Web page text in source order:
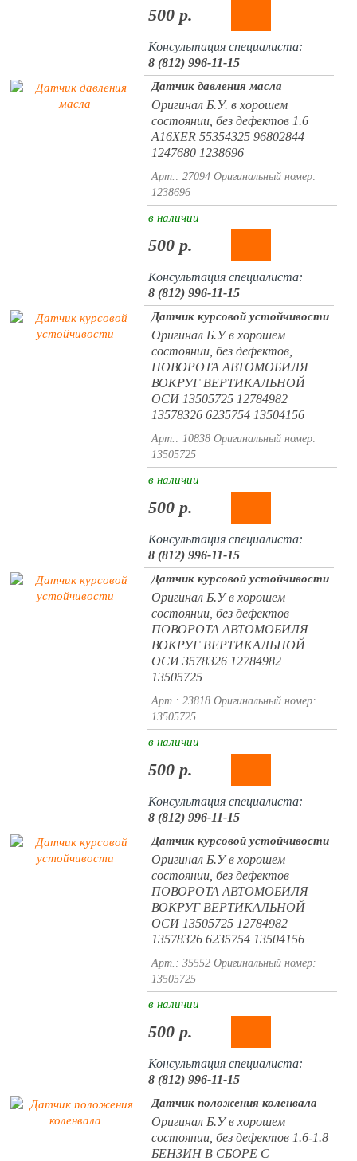
500 р.
Консультация специалиста:
8 (812) 996-11-15
Датчик давления масла
Оригинал Б.У. в хорошем
состоянии, без дефектов 1.6
A16XER 55354325 96802844
1247680 1238696
Арт.: 27094 Оригинальный номер:
1238696
в наличии
500 р.
Консультация специалиста:
8 (812) 996-11-15
Датчик курсовой устойчивости
Оригинал Б.У в хорошем
состоянии, без дефектов,
ПОВОРОТА АВТОМОБИЛЯ
ВОКРУГ ВЕРТИКАЛЬНОЙ
ОСИ 13505725 12784982
13578326 6235754 13504156
Арт.: 10838 Оригинальный номер:
13505725
в наличии
500 р.
Консультация специалиста:
8 (812) 996-11-15
Датчик курсовой устойчивости
Оригинал Б.У в хорошем
состоянии, без дефектов
ПОВОРОТА АВТОМОБИЛЯ
ВОКРУГ ВЕРТИКАЛЬНОЙ
ОСИ 3578326 12784982
13505725
Арт.: 23818 Оригинальный номер:
13505725
в наличии
500 р.
Консультация специалиста:
8 (812) 996-11-15
Датчик курсовой устойчивости
Оригинал Б.У в хорошем
состоянии, без дефектов
ПОВОРОТА АВТОМОБИЛЯ
ВОКРУГ ВЕРТИКАЛЬНОЙ
ОСИ 13505725 12784982
13578326 6235754 13504156
Арт.: 35552 Оригинальный номер:
13505725
в наличии
500 р.
Консультация специалиста:
8 (812) 996-11-15
Датчик положения коленвала
Оригинал Б.У в хорошем
состоянии, без дефектов 1.6-1.8
БЕНЗИН В СБОРЕ С